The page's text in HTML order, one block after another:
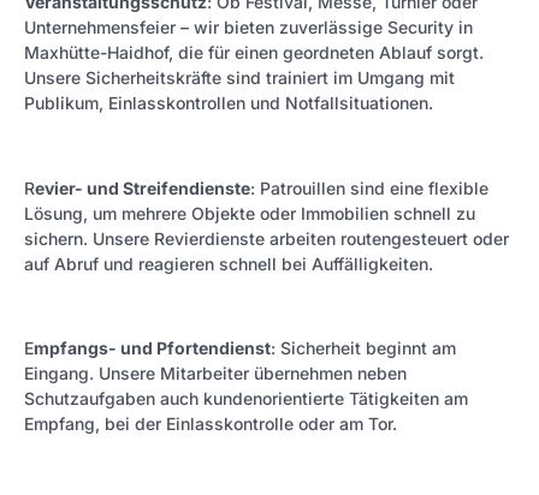
Unternehmensfeier – wir bieten zuverlässige Security in
Maxhütte-Haidhof, die für einen geordneten Ablauf sorgt.
Unsere Sicherheitskräfte sind trainiert im Umgang mit
Publikum, Einlasskontrollen und Notfallsituationen.
Revier- und Streifendienste: Patrouillen sind eine flexible
Lösung, um mehrere Objekte oder Immobilien schnell zu
sichern. Unsere Revierdienste arbeiten routengesteuert oder
auf Abruf und reagieren schnell bei Auffälligkeiten.
Empfangs- und Pfortendienst: Sicherheit beginnt am
Eingang. Unsere Mitarbeiter übernehmen neben
Schutzaufgaben auch kundenorientierte Tätigkeiten am
Empfang, bei der Einlasskontrolle oder am Tor.